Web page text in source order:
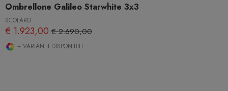
Ombrellone Galileo Starwhite 3x3
SCOLARO
€ 1.923,00 € 2.690,00
+ VARIANTI DISPONIBILI